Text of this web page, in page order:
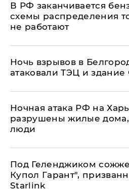
​В РФ заканчивается
схемы распределения
не работают
​Ночь взрывов в
атаковали ТЭЦ и
​Ночная атака РФ на
разрушены жилые
люди
Под Геленджиком
Купол Гарант",
Starlink